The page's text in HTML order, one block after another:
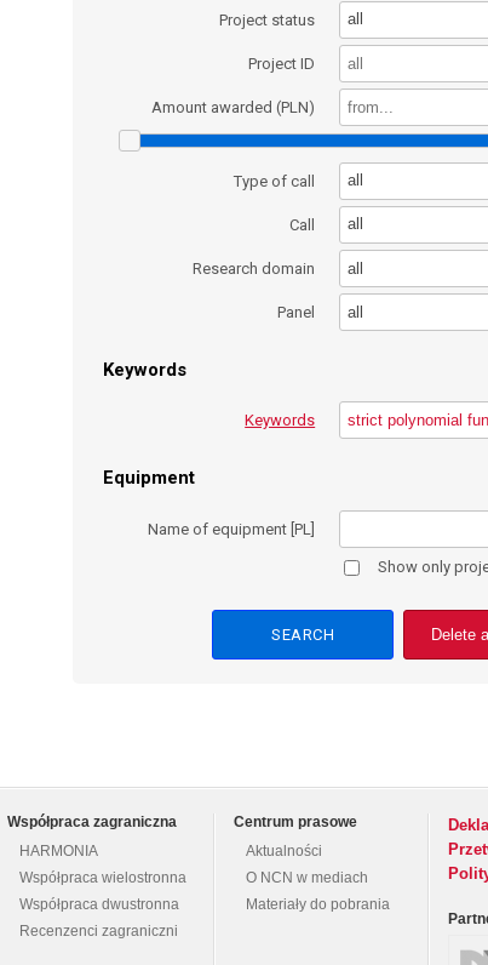
Project status all
Project ID
Amount awarded (PLN)
Type of call all
Call all
Research domain all
Panel all
Keywords
Keywords
Equipment
Name of equipment [PL]
Show only
Delete
Współpraca zagraniczna
HARMONIA
Współpraca wielostronna
Współpraca dwustronna
Recenzenci zagraniczni
Centrum prasowe
Aktualności
O NCN w mediach
Materiały do pobrania